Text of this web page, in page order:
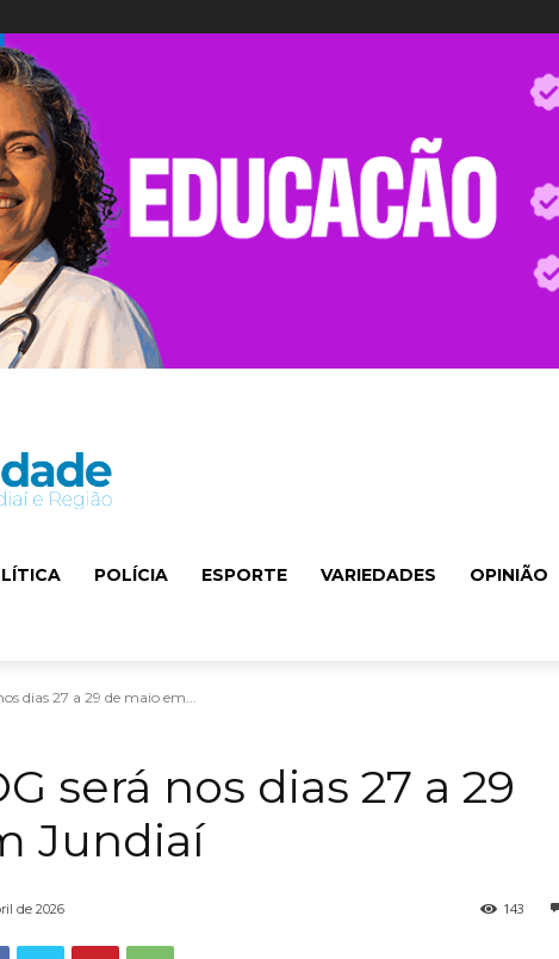
POLÍCIA ESPORTE VARIEDADES OPINIÃO
dias 27 a 29 de maio em...
será nos dias 27 a 29
Jundiaí
de 2026 143